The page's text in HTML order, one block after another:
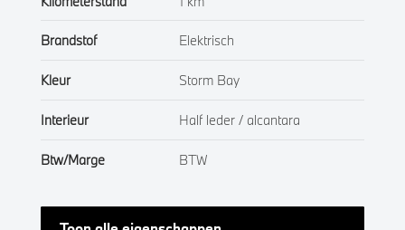
Brandstof Elektrisch
Kleur Storm Bay
Interieur Half leder / alcantara
Btw/Marge BTW